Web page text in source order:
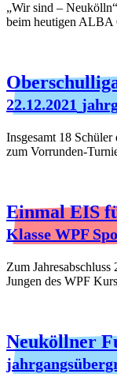
„Wir sind –
beim heutigen ALBA
22.12.2021
Insgesamt 18 Schüler
zum Vorrunden-
Einmal EIS
Klasse WPF
Zum
Jungen des WPF
Neuköllner